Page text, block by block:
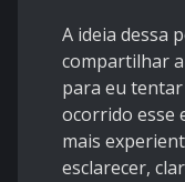
A ideia dessa
compartilhar
para eu
ocorrido esse
mais
esclarecer,